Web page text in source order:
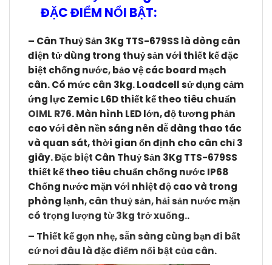
ĐẶC ĐIỂM NỔI BẬT:
– Cân Thuỷ Sản 3Kg TTS-679SS là dòng cân
điện tử dùng trong thuỷ sản với thiết kế đặc
biệt chống nước, bảo vệ các board mạch
cân. Có mức cân 3kg. Loadcell sử dụng cảm
ứng lực Zemic L6D thiết kế theo tiêu chuẩn
OIML R76. Màn hình LED lớn, độ tương phản
cao với đèn nền sáng nên dễ dàng thao tác
và quan sát, thời gian ổn định cho cân chỉ 3
giây.Đặc biệt Cân Thuỷ Sản 3Kg TTS-679SS
thiết kế theo tiêu chuẩn chống nước IP68
Chống nước mặn với nhiệt độ cao và trong
phòng lạnh, cân thuỷ sản, hải sản nước mặn
có trọng lượng từ 3kg trở xuống..
– Thiết kế gọn nhẹ, sẵn sàng cùng bạn đi bất
cứ nơi đâu là đặc điểm nổi bật của cân.